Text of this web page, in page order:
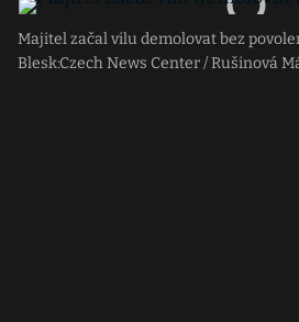
Majitel začal vilu demolovat bez
Blesk:Czech News Center / Rušinová